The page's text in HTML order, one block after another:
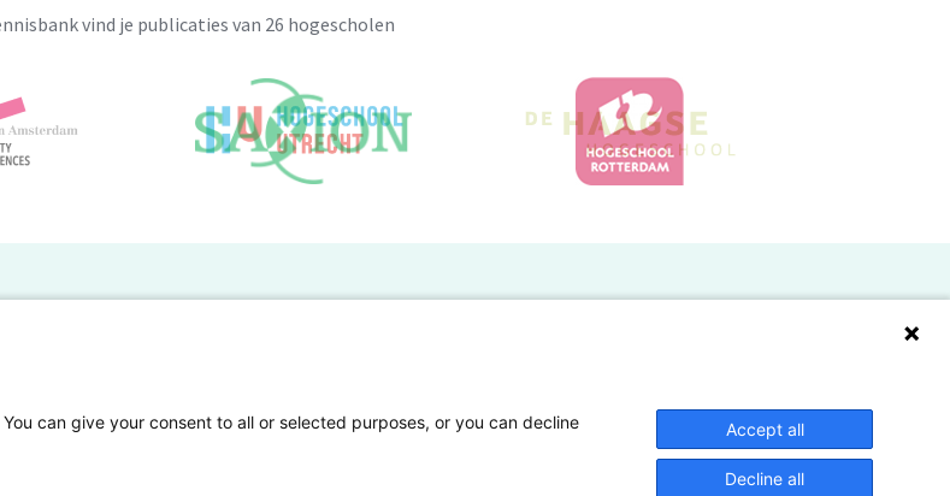
vind je publicaties van 26 hogescholen
Veelgestelde vragen
Lectoren en onderzoekers
can give your consent to all or selected purposes, or you can decline
Accept all
Decline all